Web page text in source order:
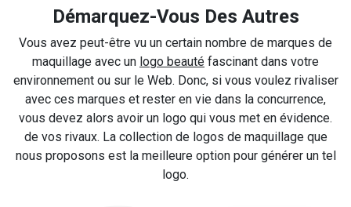
Démarquez-Vous Des Autres
Vous avez peut-être vu un certain nombre de marques de
maquillage avec un logo beauté fascinant dans votre
environnement ou sur le Web. Donc, si vous voulez rivaliser
avec ces marques et rester en vie dans la concurrence,
vous devez alors avoir un logo qui vous met en évidence.
de vos rivaux. La collection de logos de maquillage que
nous proposons est la meilleure option pour générer un tel
logo.